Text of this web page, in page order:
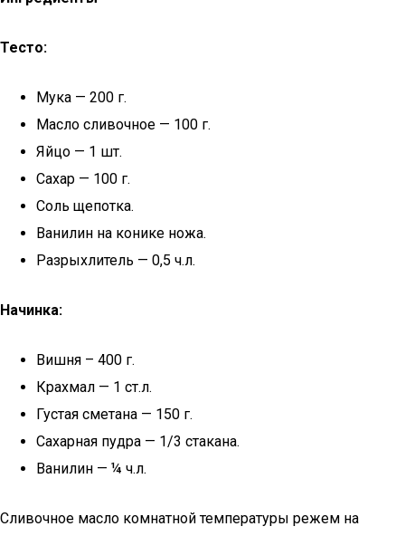
Тесто:
Мука — 200 г.
Масло сливочное — 100 г.
Яйцо — 1 шт.
Сахар — 100 г.
Соль щепотка.
Ванилин на конике ножа.
Разрыхлитель — 0,5 ч.л.
Начинка:
Вишня – 400 г.
Крахмал — 1 ст.л.
Густая сметана — 150 г.
Сахарная пудра — 1/3 стакана.
Ванилин — ¼ ч.л.
Сливочное масло комнатной температуры режем на